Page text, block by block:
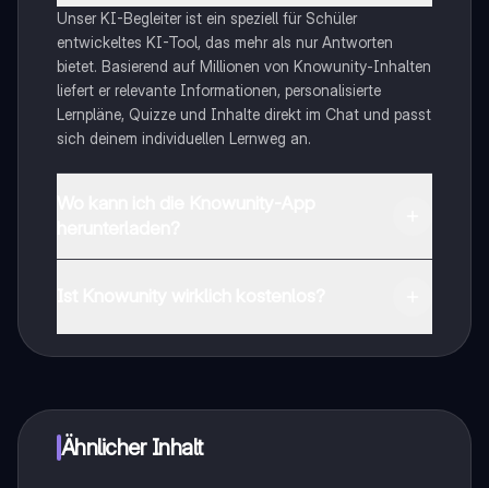
Unser KI-Begleiter ist ein speziell für Schüler
entwickeltes KI-Tool, das mehr als nur Antworten
bietet. Basierend auf Millionen von Knowunity-Inhalten
liefert er relevante Informationen, personalisierte
Lernpläne, Quizze und Inhalte direkt im Chat und passt
sich deinem individuellen Lernweg an.
Ähnlicher Inhalt